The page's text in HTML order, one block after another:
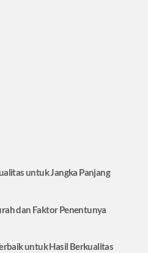
untuk Jangka Panjang
dan Faktor Penentunya
untuk Hasil Berkualitas